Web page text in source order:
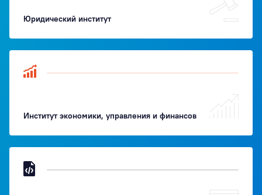
Юридический институт
Институт экономики, управления и финансов